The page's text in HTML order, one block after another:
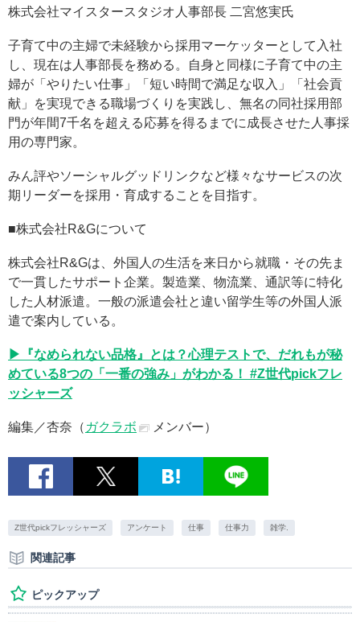
株式会社マイスタースタジオ人事部長 二宮悠実氏
子育て中の主婦で未経験から採用マーケッターとして入社
し、現在は人事部長を務める。自身と同様に子育て中の主
婦が「やりたい仕事」「短い時間で満足な収入」「社会貢
献」を実現できる職場づくりを実践し、無名の同社採用部
門が年間7千名を超える応募を得るまでに成長させた人事採
用の専門家。
みん評やソーシャルグッドリンクなど様々なサービスの次
期リーダーを採用・育成することを目指す。
■株式会社R&Gについて
株式会社R&Gは、外国人の生活を来日から就職・その先ま
で一貫したサポート企業。製造業、物流業、通訳等に特化
した人材派遣。一般の派遣会社と違い留学生等の外国人派
遣で案内している。
▶『なめられない品格』とは？心理テストで、だれもが秘
めている8つの「一番の強み」がわかる！ #Z世代pickフレ
ッシャーズ
編集／杏奈（ ガクラボ メンバー）
Z世代pickフレッシャーズ アンケート 仕事 仕事力 雑学.
関連記事
ピックアップ